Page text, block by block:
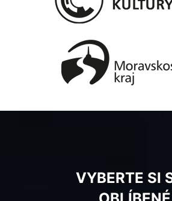
VYBERTE SI